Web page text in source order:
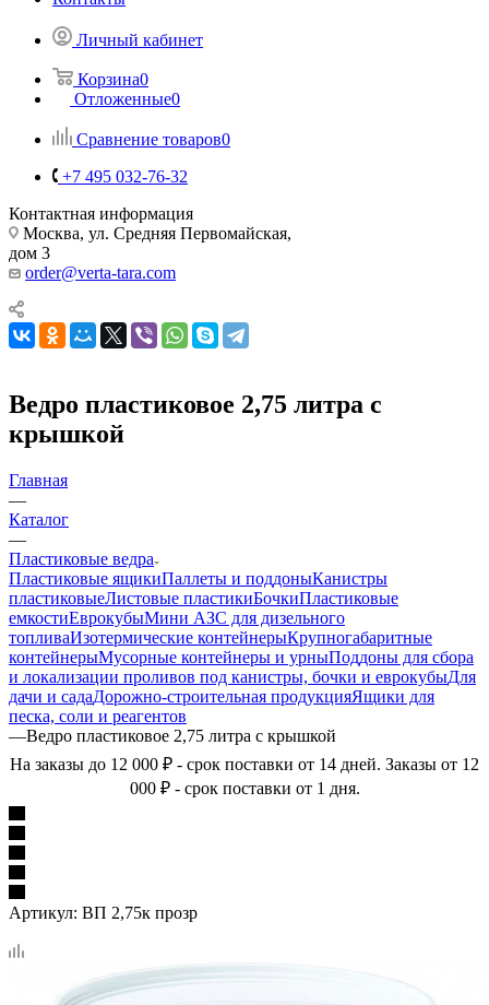
Личный кабинет
Корзина0
Отложенные0
Сравнение товаров0
+7 495 032-76-32
Контактная информация
Москва, ул. Средняя Первомайская,
дом 3
order@verta-tara.com
Ведро пластиковое 2,75 литра с
крышкой
Главная
—
Каталог
—
Пластиковые ведра
Пластиковые ящикиПаллеты и поддоныКанистры
пластиковыеЛистовые пластикиБочкиПластиковые
емкостиЕврокубыМини АЗС для дизельного
топливаИзотермические контейнерыКрупногабаритные
контейнерыМусорные контейнеры и урныПоддоны для сбора
и локализации проливов под канистры, бочки и еврокубыДля
дачи и садаДорожно-строительная продукцияЯщики для
песка, соли и реагентов
—Ведро пластиковое 2,75 литра с крышкой
На заказы до 12 000 ₽ - срок поставки от 14 дней. Заказы от 12
000 ₽ - срок поставки от 1 дня.
Артикул: ВП 2,75к прозр